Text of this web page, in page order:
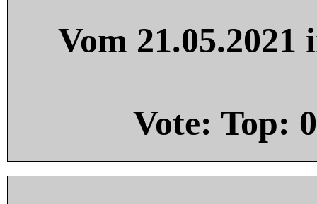
Vom
Vote: Top: 0